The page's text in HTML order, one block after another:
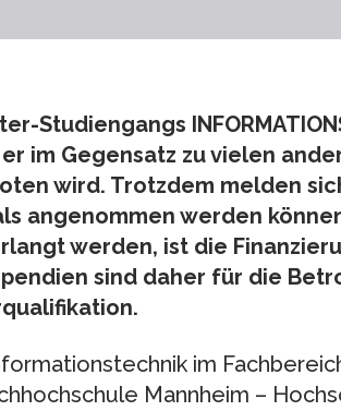
Studiengangs
im Gegensatz zu vielen
wird. Trotzdem melden
angenommen werden
werden, ist die
sind daher für die
im
Mannheim –